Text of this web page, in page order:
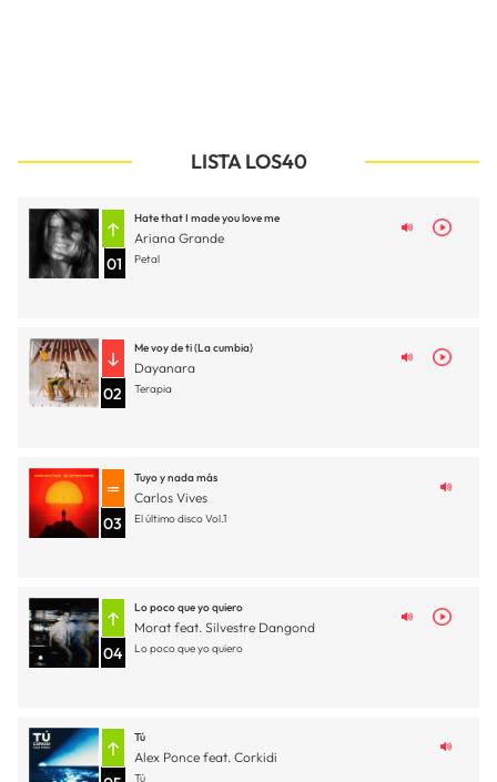
LISTA LOS40
01
Hate that I made you love me
Ariana Grande
Petal
02
Me voy de ti (La cumbia)
Dayanara
Terapia
03
Tuyo y nada más
Carlos Vives
El último disco Vol.1
04
Lo poco que yo quiero
Morat feat. Silvestre Dangond
Lo poco que yo quiero
Tú
Alex Ponce feat. Corkidi
Tú